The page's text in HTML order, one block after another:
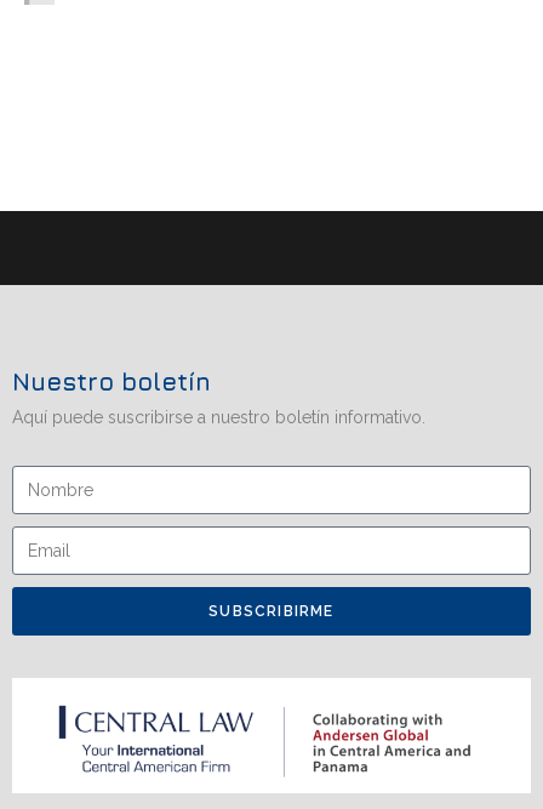
Nuestro boletín
Aquí puede suscribirse a nuestro boletín informativo.
SUBSCRIBIRME